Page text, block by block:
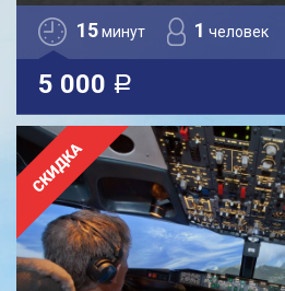
15минут 1 человек
5 000 a